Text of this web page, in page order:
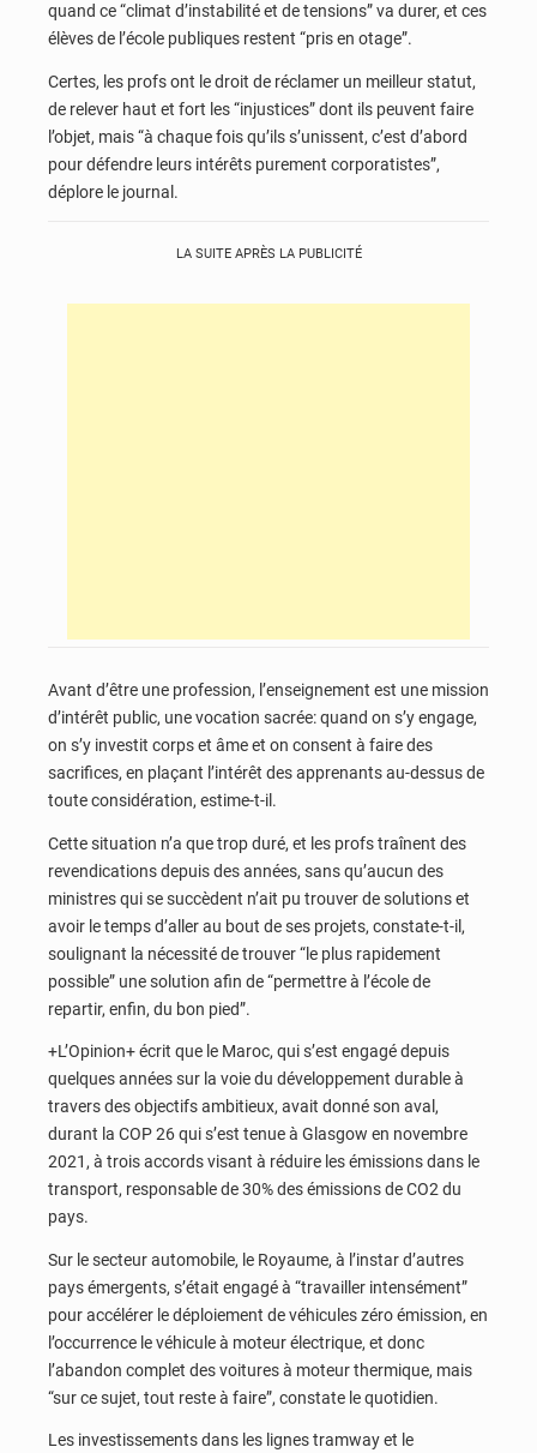
quand ce “climat d’instabilité et de tensions” va durer, et ces
élèves de l’école publiques restent “pris en otage”.
Certes, les profs ont le droit de réclamer un meilleur statut,
de relever haut et fort les “injustices” dont ils peuvent faire
l’objet, mais “à chaque fois qu’ils s’unissent, c’est d’abord
pour défendre leurs intérêts purement corporatistes”,
déplore le journal.
LA SUITE APRÈS LA PUBLICITÉ
Avant d’être une profession, l’enseignement est une mission
d’intérêt public, une vocation sacrée: quand on s’y engage,
on s’y investit corps et âme et on consent à faire des
sacrifices, en plaçant l’intérêt des apprenants au-dessus de
toute considération, estime-t-il.
Cette situation n’a que trop duré, et les profs traînent des
revendications depuis des années, sans qu’aucun des
ministres qui se succèdent n’ait pu trouver de solutions et
avoir le temps d’aller au bout de ses projets, constate-t-il,
soulignant la nécessité de trouver “le plus rapidement
possible” une solution afin de “permettre à l’école de
repartir, enfin, du bon pied”.
+L’Opinion+ écrit que le Maroc, qui s’est engagé depuis
quelques années sur la voie du développement durable à
travers des objectifs ambitieux, avait donné son aval,
durant la COP 26 qui s’est tenue à Glasgow en novembre
2021, à trois accords visant à réduire les émissions dans le
transport, responsable de 30% des émissions de CO2 du
pays.
Sur le secteur automobile, le Royaume, à l’instar d’autres
pays émergents, s’était engagé à “travailler intensément”
pour accélérer le déploiement de véhicules zéro émission, en
l’occurrence le véhicule à moteur électrique, et donc
l’abandon complet des voitures à moteur thermique, mais
“sur ce sujet, tout reste à faire”, constate le quotidien.
Les investissements dans les lignes tramway et le